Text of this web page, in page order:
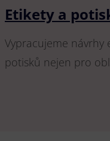
Etikety a
Vypracujeme
potisků nejen pro